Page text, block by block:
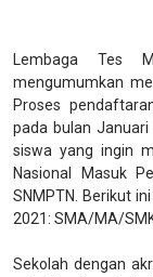
Lembaga Tes
mengumumkan
Proses
pada bulan
siswa yang ingin
Nasional Masuk
SNMPTN. Berikut
2021: SMA/MA/
Sekolah dengan